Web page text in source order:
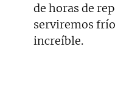
de horas de
serviremos
increíble.